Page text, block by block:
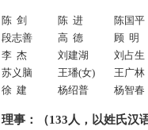
陈 剑 陈 进
陈国平
段志善
高 德
顾 明
李 杰
刘建湖
刘占生
苏义脑
王璠(女)
王广林
徐 建
杨绍普 杨智春
理事：（133人，以姓氏汉